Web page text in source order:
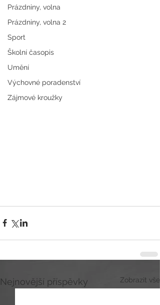
Prázdniny, volna
Prázdniny, volna 2
Sport
Školní časopis
Umění
Výchovné poradenství
Zájmové kroužky
Nejnovější příspěvky Zobrazit vše